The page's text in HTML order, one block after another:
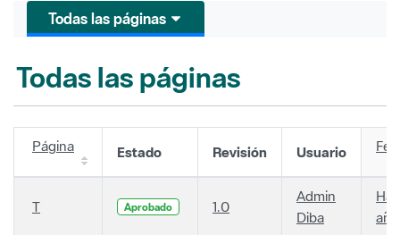
Todas las páginas
Todas las páginas
Página Estado Revisión Usuario
T Aprobado 1.0
Admin
Diba